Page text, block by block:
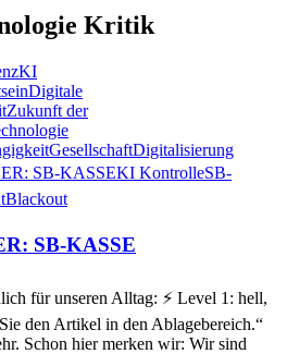
Kritik
KI
Digitale
Zukunft der
GesellschaftDigitalisierung
SB-KASSEKI KontrolleSB-
Blackout
SB-KASSE
für unseren Alltag: ⚡ Level 1: hell,
den Artikel in den Ablagebereich.“
Schon hier merken wir: Wir sind